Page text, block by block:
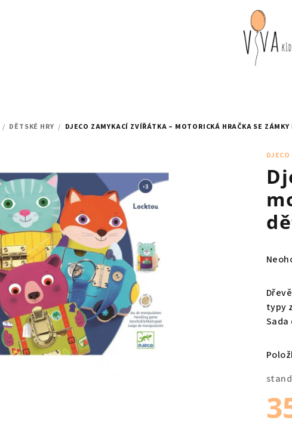
/ DĚTSKÉ HRY / DJECO ZAMYKACÍ ZVÍŘÁTKA – MOTORICKÁ HRAČKA SE ZÁMKY
DJECO
je
0,0
typy